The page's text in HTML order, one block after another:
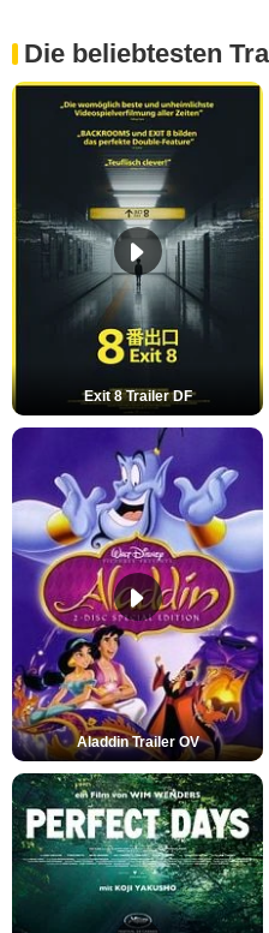
Die beliebtesten
Exit 8 Trailer DF
Aladdin Trailer OV